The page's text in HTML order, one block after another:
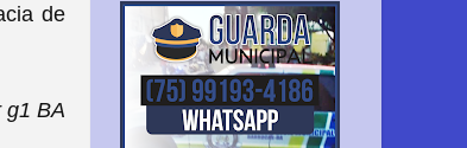
de
g1 BA